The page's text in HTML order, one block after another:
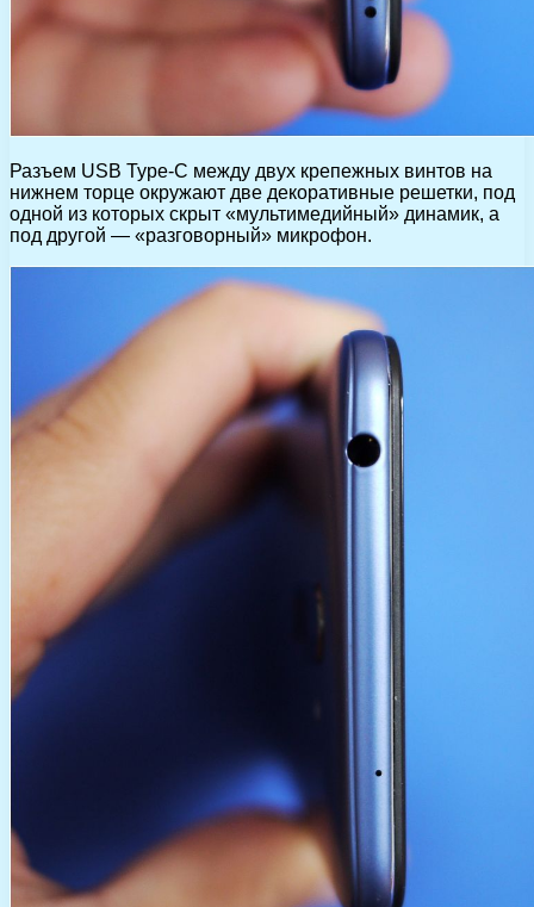
Разъем USB Type-C между двух крепежных винтов на
нижнем торце окружают две декоративные решетки, под
одной из которых скрыт «мультимедийный» динамик, а
под другой — «разговорный» микрофон.